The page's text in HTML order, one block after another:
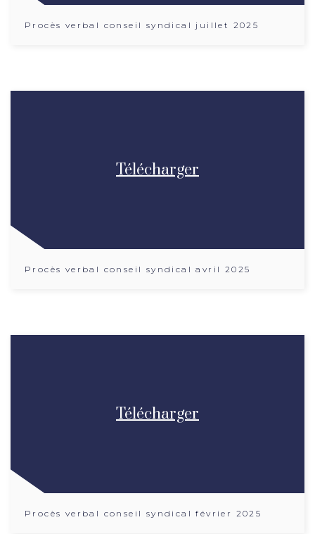
Procès verbal conseil syndical juillet 2025
Télécharger
Procès verbal conseil syndical avril 2025
Télécharger
Procès verbal conseil syndical février 2025